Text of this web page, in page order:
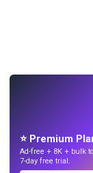
Crea fondos
⭐ Premium
Ad-free + 8K + bulk
7-day free trial.